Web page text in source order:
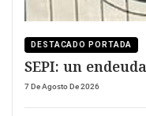
DESTACADO PORTADA
SEPI: un
7 De Agosto De 2026